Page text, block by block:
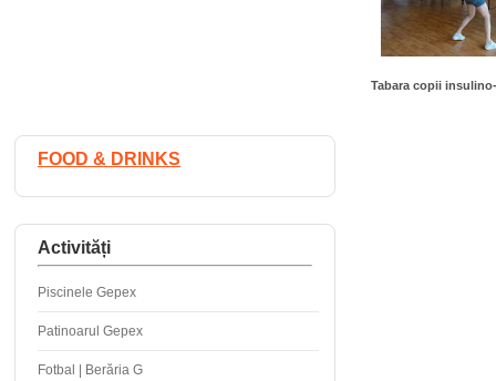
Tabara copii
FOOD & DRINKS
Activități
Piscinele Gepex
Patinoarul Gepex
Fotbal | Berăria G